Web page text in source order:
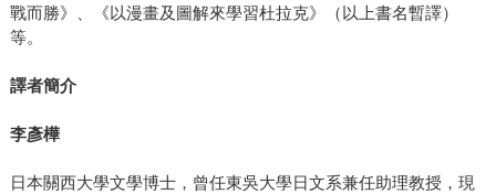
戰而勝》、《以漫畫及圖解來學習杜拉克》（以上書名暫譯）
等。
譯者簡介
李彥樺
日本關西大學文學博士，曾任東吳大學日文系兼任助理教授，現